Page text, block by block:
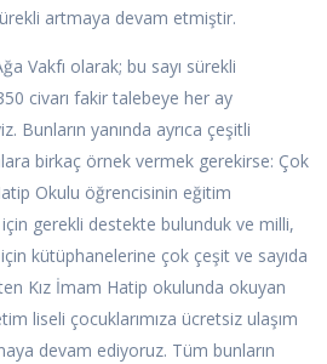
artmaya devam etmiştir.
Vakfı olarak; bu sayı sürekli
civarı fakir talebeye her ay
Bunların yanında ayrıca çeşitli
birkaç örnek vermek gerekirse: Çok
Okulu öğrencisinin eğitim
gerekli destekte bulunduk ve milli,
kütüphanelerine çok çeşit ve sayıda
Kız İmam Hatip okulunda okuyan
liseli çocuklarımıza ücretsiz ulaşım
devam ediyoruz. Tüm bunların